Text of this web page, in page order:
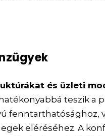
és üzleti
teszik a
fenntarthatósághoz,
eléréséhez. A